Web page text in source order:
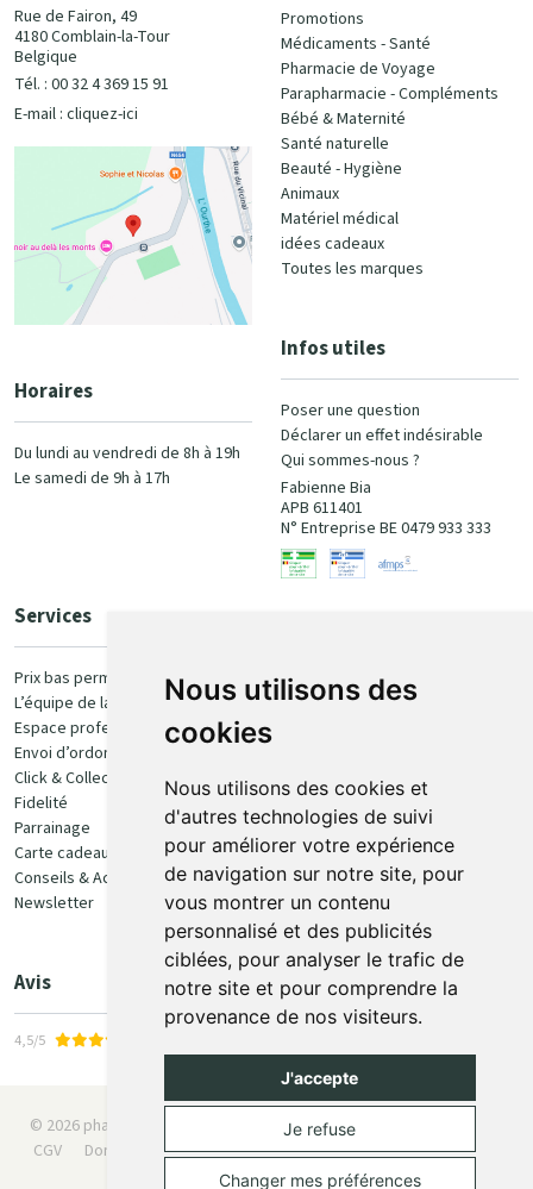
Nous utilisons des
cookies
Nous utilisons des cookies et
d'autres technologies de suivi
pour améliorer votre expérience
de navigation sur notre site, pour
vous montrer un contenu
personnalisé et des publicités
ciblées, pour analyser le trafic de
notre site et pour comprendre la
provenance de nos visiteurs.
J'accepte
Je refuse
Changer mes préférences
Rue de Fairon, 49
4180 Comblain-la-Tour
Belgique
Tél. : 00 32 4 369 15 91
E-mail : cliquez-ici
Horaires
Du lundi au vendredi de 8h à 19h
Le samedi de 9h à 17h
Promotions
Médicaments - Santé
Pharmacie de Voyage
Parapharmacie - Compléments
Bébé & Maternité
Santé naturelle
Beauté - Hygiène
Animaux
Matériel médical
idées cadeaux
Toutes les marques
Infos utiles
Poser une question
Déclarer un effet indésirable
Qui sommes-nous ?
Fabienne Bia
APB 611401
N° Entreprise BE 0479 933 333
Services
Prix bas permanent
L’équipe de la pharmacie
Espace professionnel
Envoi d’ordonnance
Click & Collect
Fidelité
Parrainage
Carte cadeau
Conseils & Actualités
Newsletter
Avis
4,5/5
100% sécurisé
Retrait et livraison
Retrait en Click & Collect
Livraison à domicile
Livraison en Point Relais
© 2026 pharmaone.be Tous droits réservés
CGV
Données personnelles Cookies
Préférences Cookies
Apotekisto